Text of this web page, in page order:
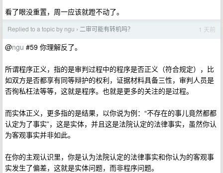
看了眼没重置，周一应该就蹬不动了。
Replied to a topic by ngu › 二审可能有转机吗？ 1 天前
@ngu #59 你理解反了。
所谓程序正义，指的是审判过程中的程序是否正义（符合规定），比
如双方是否都享有同等辩护的权利，证据材料具备三性，审判人员是
否徇私枉法等等，这就是程序。也就是更多的关注的是过程。
而实体正义，更多指的是结果，以你说为例：“不存在的事儿竟然都都
认定为了事实”，这是实体，并且这是法院认定的法律事实，虽然你认
为客观事实并非如此。
在你的主观认识里，你是认为法院认定的法律事实和你认为的客观事
实发生了偏差，这就是实体问题，而非程序问题。